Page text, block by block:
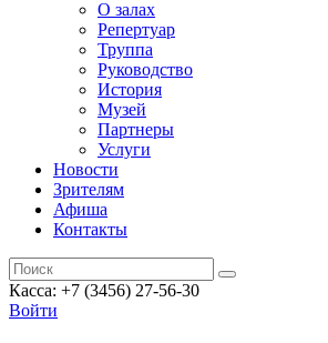
О залах
Репертуар
Труппа
Руководство
История
Музей
Партнеры
Услуги
Новости
Зрителям
Афиша
Контакты
Касса: +7 (3456) 27-56-30
Войти